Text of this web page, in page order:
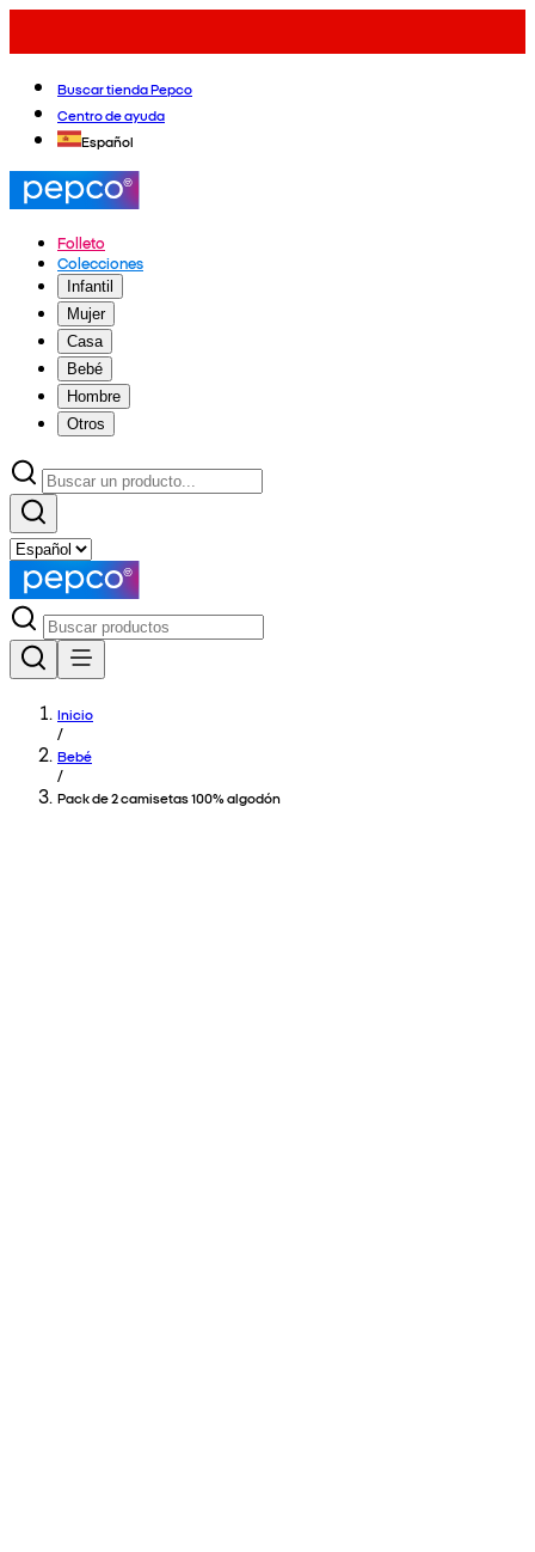
Buscar tienda Pepco
Centro de ayuda
Español
Folleto
Colecciones
Infantil
Mujer
Casa
Bebé
Hombre
Otros
Inicio
/
Bebé
/
Pack de 2 camisetas 100% algodón